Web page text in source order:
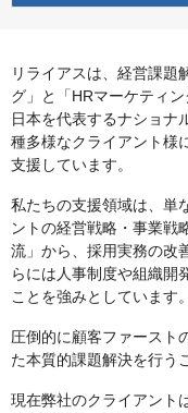
リライアスは、経営課題
グ」と「HRマーケティ
日本を代表するナショナ
種多様なクライアント様
支援しています。
私たちの支援領域は、単
ントの経営戦略・事業戦
流」から、採用実務の改
らには人事制度や組織開
ことを強みとしています。
圧倒的に顧客ファースト
た本質的課題解決を行う
現在弊社のクライアント